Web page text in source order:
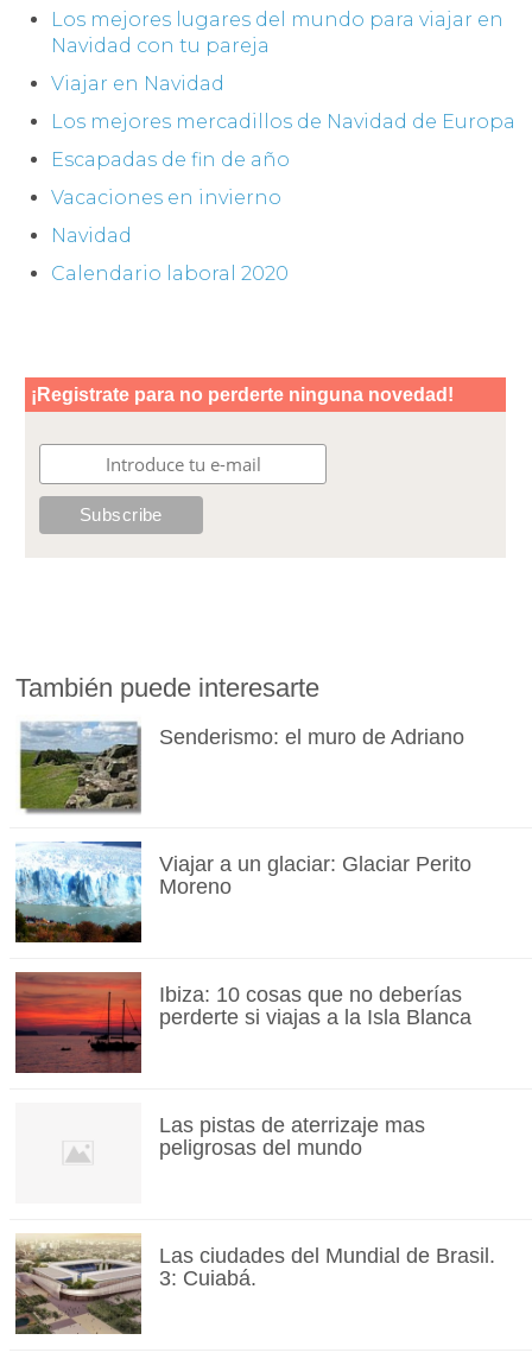
Los mejores lugares del mundo para viajar en
Navidad con tu pareja
Viajar en Navidad
Los mejores mercadillos de Navidad de Europa
Escapadas de fin de año
Vacaciones en invierno
Navidad
Calendario laboral 2020
También puede interesarte
Senderismo: el muro de Adriano
Viajar a un glaciar: Glaciar Perito
Moreno
Ibiza: 10 cosas que no deberías
perderte si viajas a la Isla Blanca
Las pistas de aterrizaje mas
peligrosas del mundo
Las ciudades del Mundial de Brasil.
3: Cuiabá.